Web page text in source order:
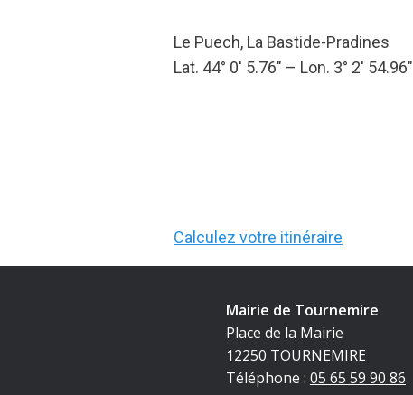
Le Puech, La Bastide-Pradines
Lat. 44° 0′ 5.76″ – Lon. 3° 2′ 54.96″
Calculez votre itinéraire
Mairie de Tournemire
Place de la Mairie
12250 TOURNEMIRE
Téléphone : 05 65 59 90 86